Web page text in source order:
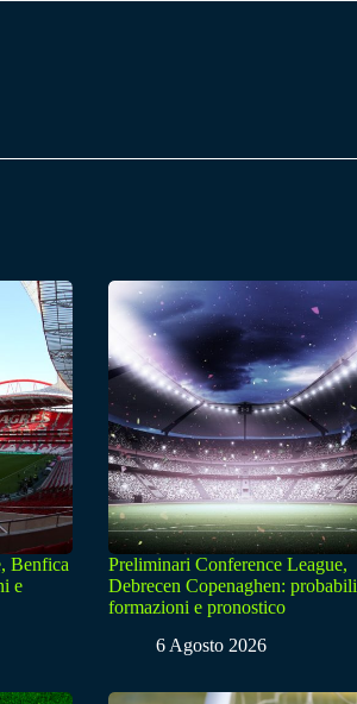
Benfica
e
Preliminari Conference League,
Debrecen Copenaghen: probabili
formazioni e pronostico
6 Agosto 2026